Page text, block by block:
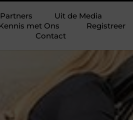
Partners
Uit de Media
met Ons
Registreer
Contact